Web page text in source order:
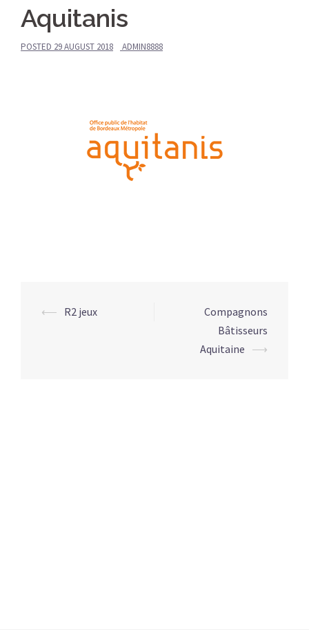
Aquitanis
POSTED 29 AUGUST 2018 ADMIN8888
Post
⟵ R2 jeux
Compagnons
Bâtisseurs
Aquitaine ⟶